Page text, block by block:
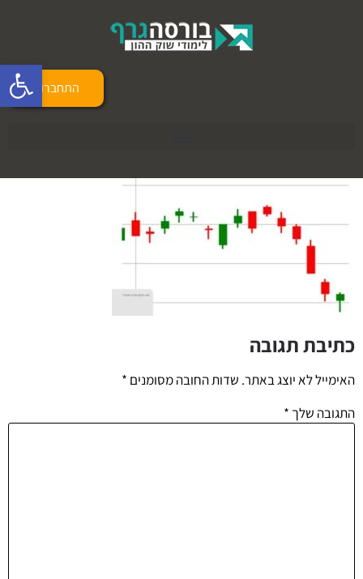
התחברות
כתיבת תגובה
האימייל לא יוצג באתר. שדות החובה מסומנים *
התגובה שלך *